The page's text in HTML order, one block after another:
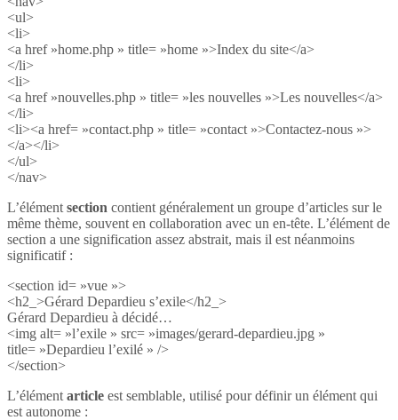
<ul>
<li>
<a href »home.php » title= »home »>Index du site</a>
</li>
<li>
<a href »nouvelles.php » title= »les nouvelles »>Les nouvelles</a>
</li>
<li><a href= »contact.php » title= »contact »>Contactez-nous »>
</a></li>
</ul>
</nav>
L’élément section contient généralement un groupe d’articles sur le
même thème, souvent en collaboration avec un en-tête. L’élément de
section a une signification assez abstrait, mais il est néanmoins
significatif :
<section id= »vue »>
<h2_>Gérard Depardieu s’exile</h2_>
Gérard Depardieu à décidé…
<img alt= »l’exile » src= »images/gerard-depardieu.jpg »
title= »Depardieu l’exilé » />
</section>
L’élément article est semblable, utilisé pour définir un élément qui
est autonome :